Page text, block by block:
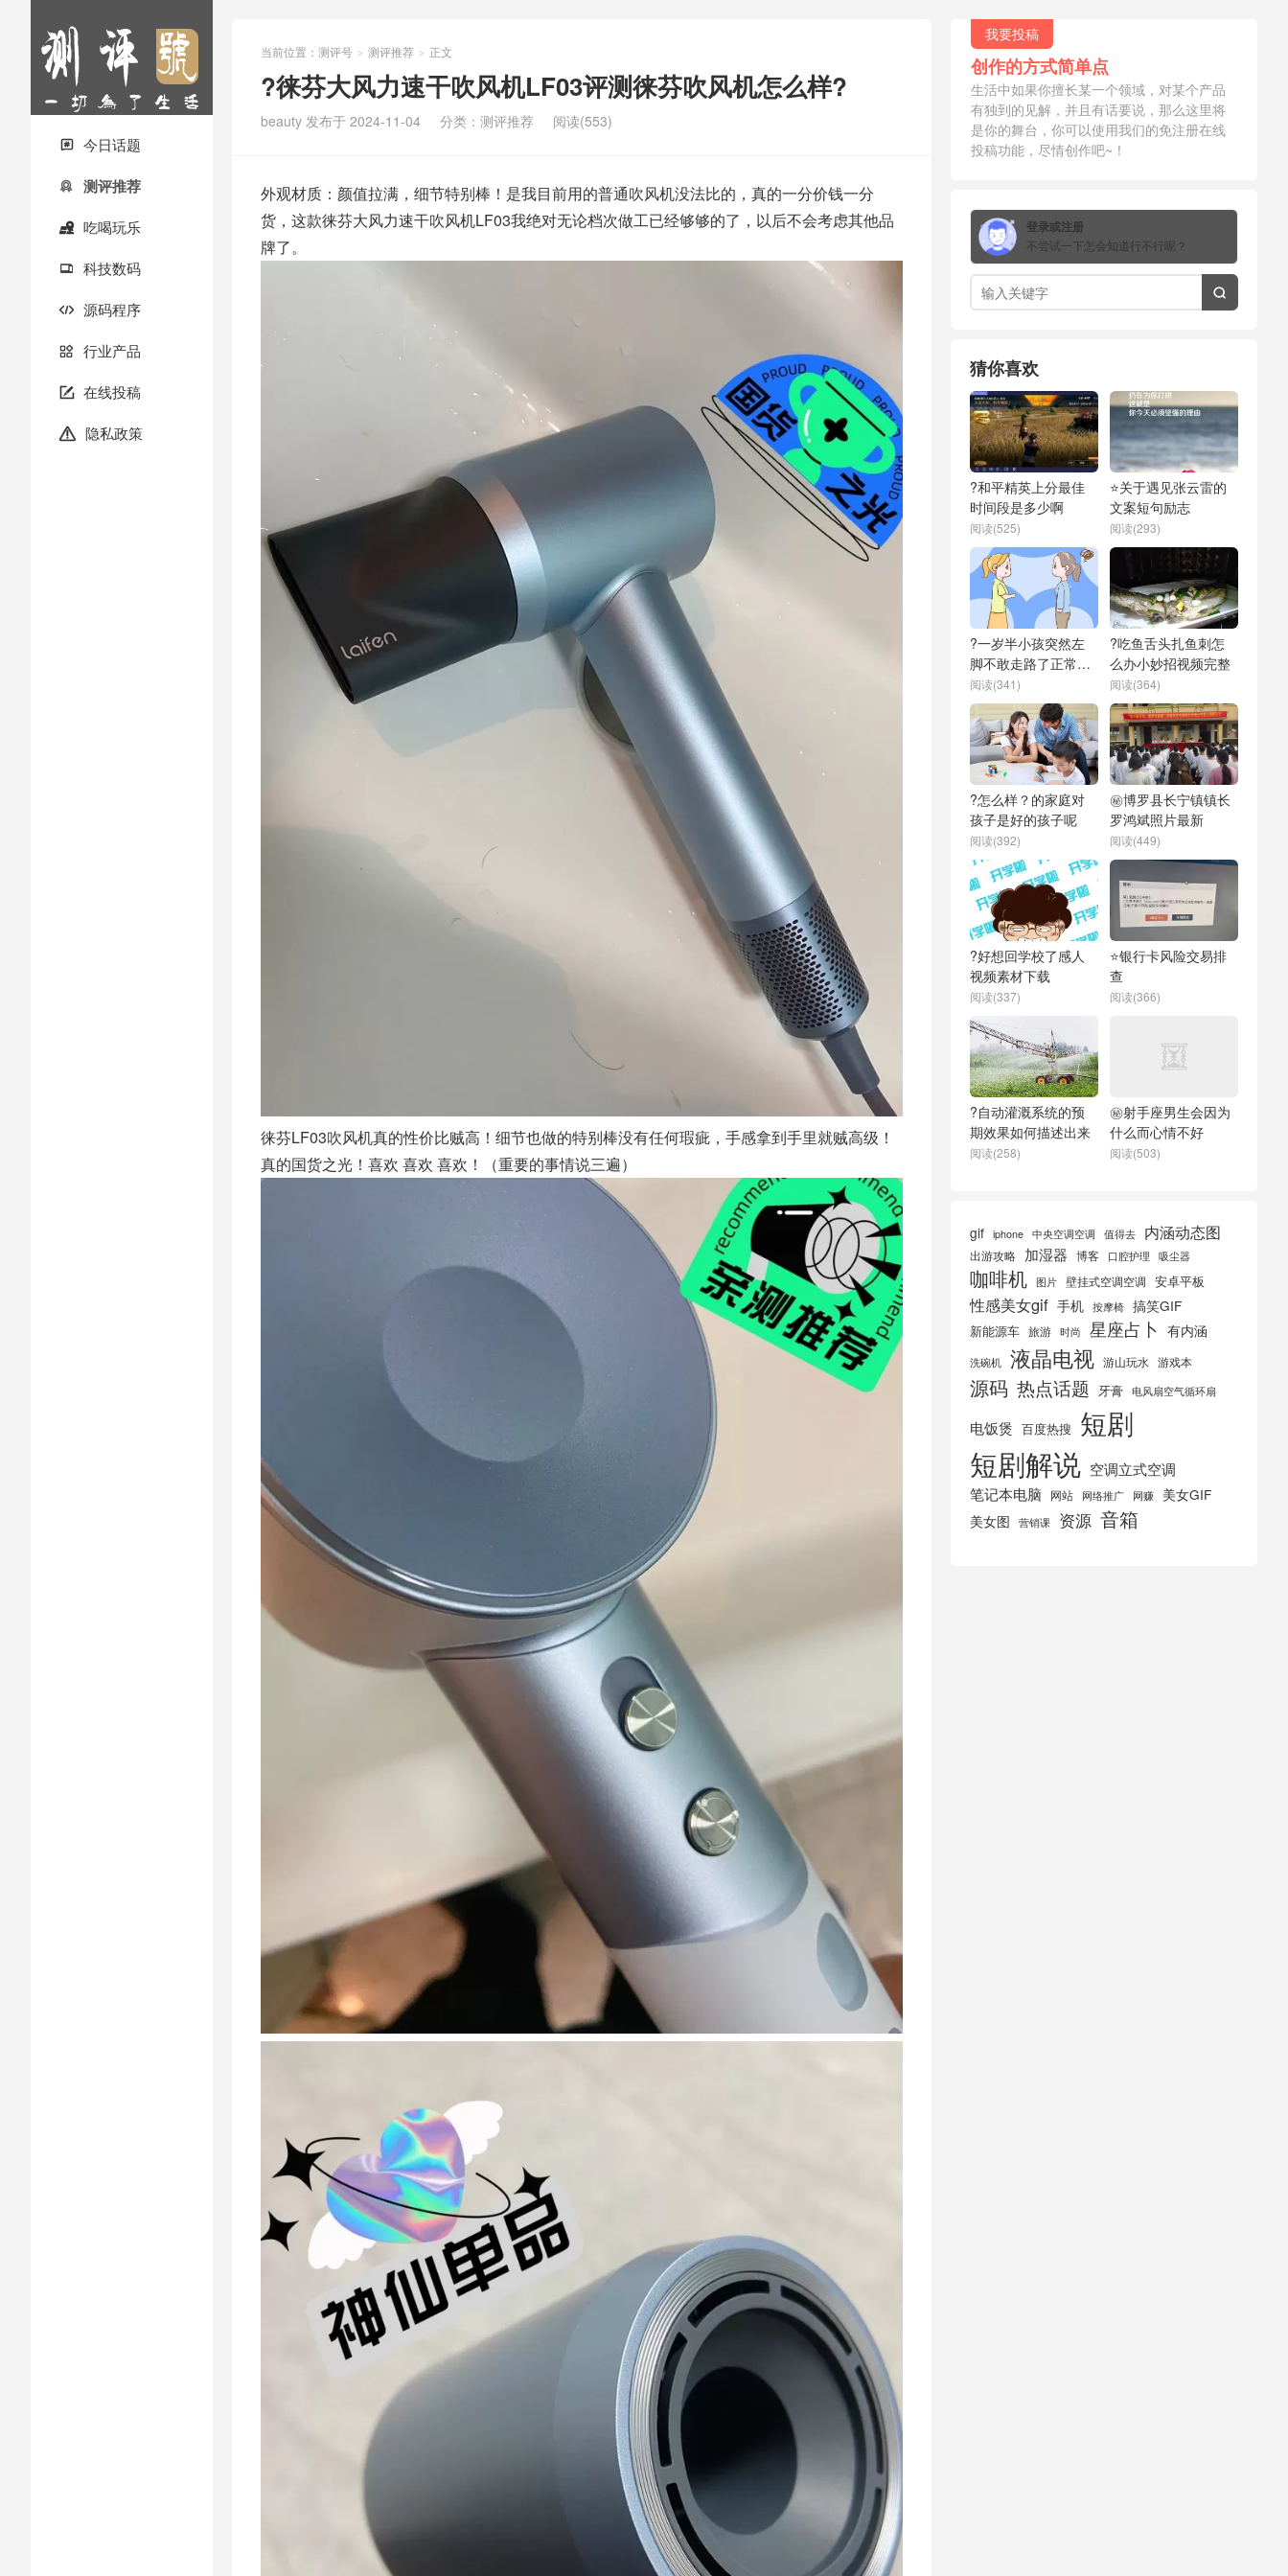
 今日话题
 测评推荐
 吃喝玩乐
 科技数码
 源码程序
 行业产品
 在线投稿
 隐私政策
当前位置： 测评号 > 测评推荐 > 正文
?徕芬大风力速干吹风机LF03评测徕芬吹风机怎么样?
beauty 发布于 2024-11-04 分类： 测评推荐 阅读(553)
外观材质：颜值拉满，细节特别棒！是我目前用的普通吹风机没法比的，真的一分价钱一分
货，这款徕芬大风力速干吹风机LF03我绝对无论档次做工已经够够的了，以后不会考虑其他品
牌了。
徕芬LF03吹风机真的性价比贼高！细节也做的特别棒没有任何瑕疵，手感拿到手里就贼高级！
真的国货之光！喜欢 喜欢 喜欢！（重要的事情说三遍）
我要投稿
创作的方式简单点
生活中如果你擅长某一个领域，对某个产品
有独到的见解，并且有话要说，那么这里将
是你的舞台，你可以使用我们的免注册在线
投稿功能，尽情创作吧~！
登录或注册
不尝试一下怎会知道行不行呢？

猜你喜欢
?和平精英上分最佳
时间段是多少啊
阅读(525)
⭐关于遇见张云雷的
文案短句励志
阅读(293)
?一岁半小孩突然左
脚不敢走路了正常
吗？
阅读(341)
?吃鱼舌头扎鱼刺怎
么办小妙招视频完整
阅读(364)
?怎么样？的家庭对
孩子是好的孩子呢
阅读(392)
㊙️博罗县长宁镇镇长
罗鸿斌照片最新
阅读(449)
?好想回学校了感人
视频素材下载
阅读(337)
⭐银行卡风险交易排
查
阅读(366)
?自动灌溉系统的预
期效果如何描述出来
阅读(258)
㊙️射手座男生会因为
什么而心情不好
阅读(503)
gif iphone 中央空调空调 值得去 内涵动态图
出游攻略 加湿器 博客 口腔护理 吸尘器
咖啡机 图片 壁挂式空调空调 安卓平板
性感美女gif 手机 按摩椅 搞笑GIF
新能源车 旅游 时尚 星座占卜 有内涵
洗碗机 液晶电视 游山玩水 游戏本
源码 热点话题 牙膏 电风扇空气循环扇
电饭煲 百度热搜 短剧
短剧解说 空调立式空调
笔记本电脑 网站 网络推广 网赚
美女GIF
美女图
营销课 资源 音箱